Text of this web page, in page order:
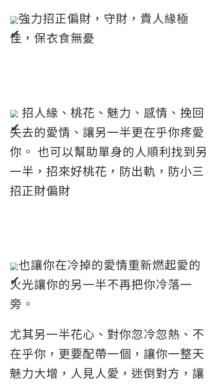
強力招正偏財，守財，貴人緣極
佳，保衣食無憂
招人緣、桃花、魅力、感情、挽回
失去的愛情、讓另一半更在乎你疼愛
你。 也可以幫助單身的人順利找到另
一半，招來好桃花，防出軌，防小三
招正財偏財
也讓你在冷掉的愛情重新燃起愛的
火光讓你的另一半不再把你冷落一
旁。
尤其另一半花心、對你忽冷忽熱、不
在乎你，更要配帶一個，讓你一整天
魅力大增，人見人愛，迷倒對方，讓